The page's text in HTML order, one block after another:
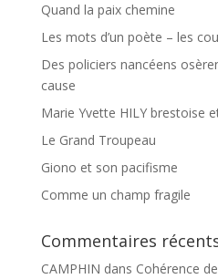
Quand la paix chemine
Les mots d’un poète – les
Des policiers nancéens
cause
Marie Yvette HILY brestoise
Le Grand Troupeau
Giono et son pacifisme
Comme un champ fragile
Commentaires
CAMPHIN dans Cohérence